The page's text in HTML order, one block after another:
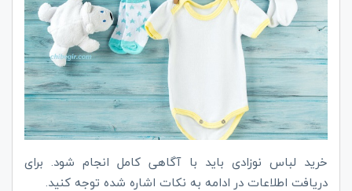
خرید لباس نوزادی باید با آگاهی کامل انجام شود. برای
دریافت اطلاعات در ادامه به نکات اشاره شده توجه کنید.